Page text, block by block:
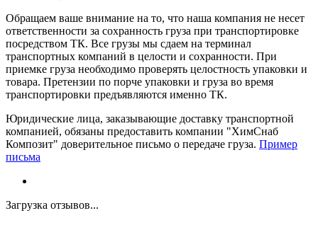
Обращаем ваше внимание на то, что наша компания не несет
ответственности за сохранность груза при транспортировке
посредством ТК. Все грузы мы сдаем на терминал
транспортных компаний в целости и сохранности. При
приемке груза необходимо проверять целостность упаковки и
товара. Претензии по порче упаковки и груза во время
транспортировки предъявляются именно ТК.
Юридические лица, заказывающие доставку транспортной
компанией, обязаны предоставить компании "ХимСнаб
Композит" доверительное письмо о передаче груза. Пример
письма
Загрузка отзывов...